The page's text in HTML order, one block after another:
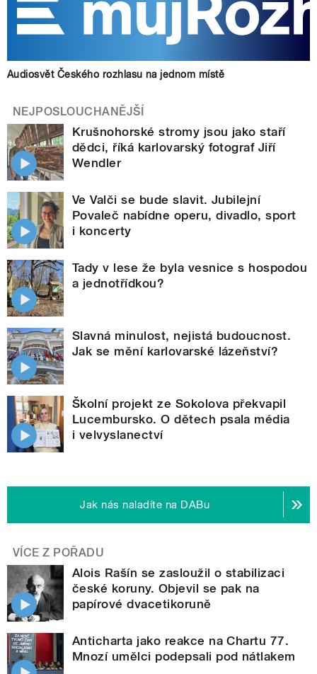
Audiosvět Českého rozhlasu na jednom místě
NEJPOSLOUCHANĚJŠÍ
Krušnohorské stromy jsou jako staří
dědci, říká karlovarský fotograf Jiří
Wendler
Ve Valči se bude slavit. Jubilejní
Povaleč nabídne operu, divadlo, sport
i koncerty
Tady v lese že byla vesnice s hospodou
a jednotřídkou?
Slavná minulost, nejistá budoucnost.
Jak se mění karlovarské lázeňství?
Školní projekt ze Sokolova překvapil
Lucembursko. O dětech psala média
i velvyslanectví
Jak nás naladíte na DABu
VÍCE Z POŘADU
Alois Rašín se zasloužil o stabilizaci
české koruny. Objevil se pak na
papírové dvacetikoruně
Anticharta jako reakce na Chartu 77.
Mnozí umělci podepsali pod nátlakem